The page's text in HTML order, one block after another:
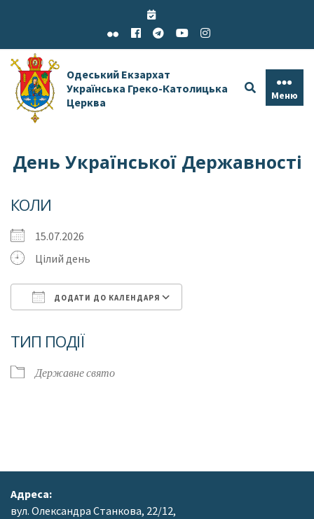
Одеський Екзархат
Українська Греко-Католицька
Церква
Меню
День Української Державності
КОЛИ
15.07.2026
Цілий день
ДОДАТИ ДО КАЛЕНДАРЯ
ТИП ПОДІЇ
Державне свято
Адреса:
вул. Олександра Станкова, 22/12,